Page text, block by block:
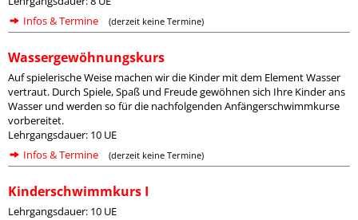
Infos & Termine
(derzeit keine Termine)
Wassergewöhnungskurs
Auf spielerische Weise machen wir die Kinder mit dem Element Wasser
vertraut. Durch Spiele, Spaß und Freude gewöhnen sich Ihre Kinder ans
Wasser und werden so für die nachfolgenden Anfängerschwimmkurse
vorbereitet.
Lehrgangsdauer: 10 UE
Infos & Termine
(derzeit keine Termine)
Kinderschwimmkurs I
Lehrgangsdauer: 10 UE